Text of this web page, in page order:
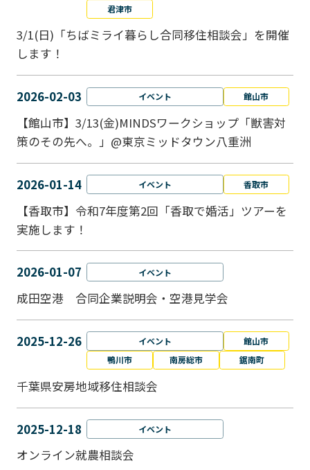
君津市
3/1(日)「ちばミライ暮らし合同移住相談会」を開催
します！
2026-02-03 イベント 館山市
【館山市】3/13(金)MINDSワークショップ「獣害対
策のその先へ。」@東京ミッドタウン八重洲
2026-01-14 イベント 香取市
【香取市】令和7年度第2回「香取で婚活」ツアーを
実施します！
2026-01-07 イベント
成田空港 合同企業説明会・空港見学会
2025-12-26 イベント
館山市
鴨川市
南房総市 鋸南町
千葉県安房地域移住相談会
2025-12-18 イベント
オンライン就農相談会